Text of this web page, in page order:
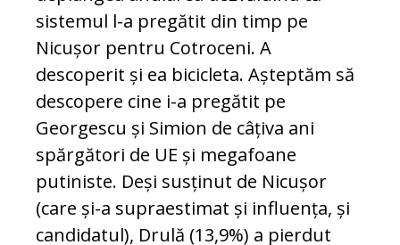
sistemul l-a pregătit din timp pe
Nicușor pentru Cotroceni. A
descoperit și ea bicicleta. Așteptăm să
descopere cine i-a pregătit pe
Georgescu și Simion de câțiva ani
spărgători de UE și megafoane
putiniste. Deși susținut de Nicușor
(care și-a supraestimat și influența, și
candidatul), Drulă (13,9%) a pierdut